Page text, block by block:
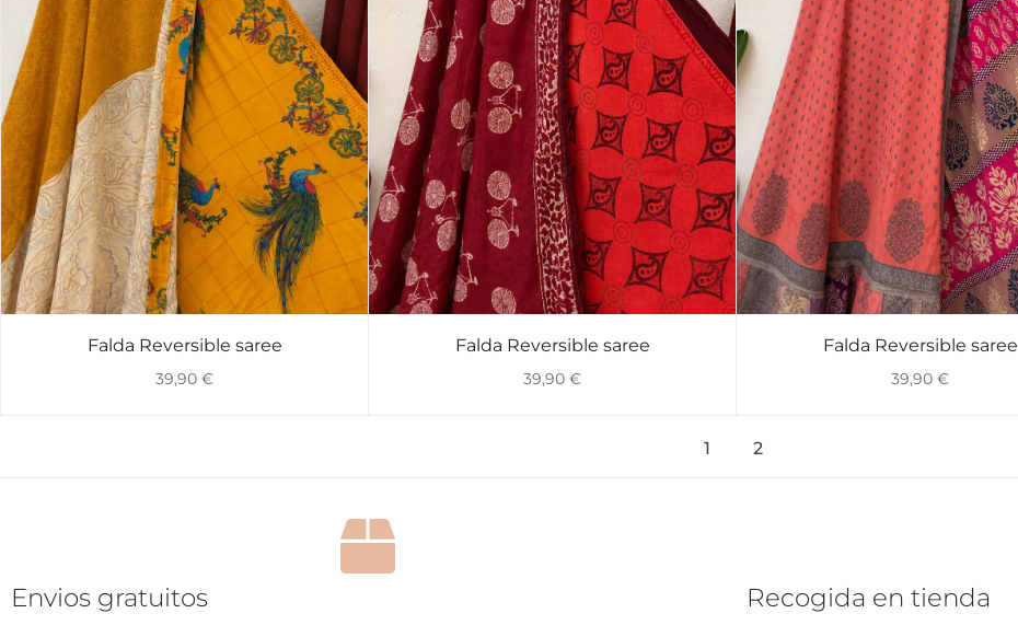
VISTA RÁPIDA
Falda Reversible saree
39,90 €
VISTA RÁPIDA
Falda Reversible saree
39,90 €
VISTA RÁPIDA
Falda Reversible saree
39,90 €
1 2
Envios gratuitos Recogida en tienda